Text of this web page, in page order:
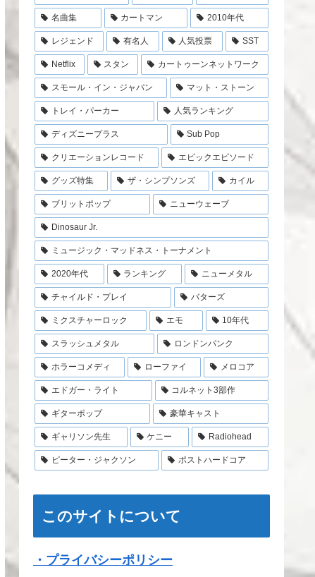
名曲集 カートマン 2010年代
レジェンド 有名人 人気投票 SST
Netflix スタン カートゥーンネットワーク
スモール・イン・ジャパン マット・ストーン
トレイ・パーカー 人気ランキング
ディズニープラス Sub Pop
クリエーションレコード エピックエピソード
グッズ特集 ザ・シンプソンズ カイル
ブリットポップ ニューウェーブ
Dinosaur Jr.
ミュージック・マッドネス・トーナメント
2020年代 ランキング ニューメタル
チャイルド・プレイ バターズ
ミクスチャーロック エモ 10年代
スラッシュメタル ロンドンパンク
ホラーコメディ ローファイ メロコア
エドガー・ライト コルネット3部作
ギターポップ 豪華キャスト
ギャリソン先生 ケニー Radiohead
ピーター・ジャクソン ポストハードコア
このサイトについて
・プライバシーポリシー